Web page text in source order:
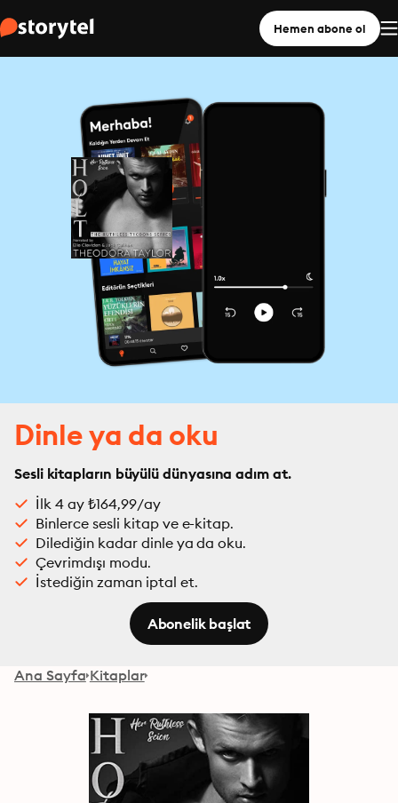
Hemen abone ol
Dinle ya da oku
Sesli kitapların büyülü dünyasına adım at.
İlk 4 ay ₺164,99/ay
Binlerce sesli kitap ve e-kitap.
Dilediğin kadar dinle ya da oku.
Çevrimdışı modu.
İstediğin zaman iptal et.
Abonelik başlat
Ana Sayfa Kitaplar